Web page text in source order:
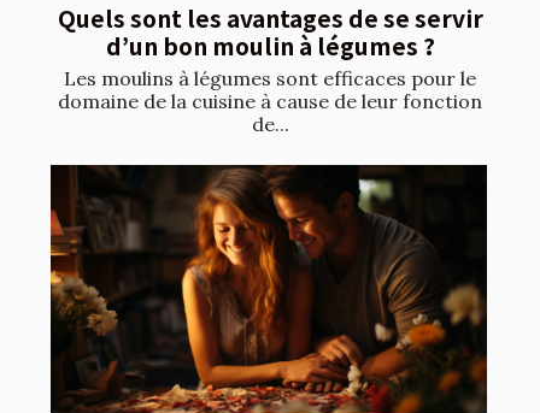
Quels sont les avantages de se servir
d’un bon moulin à légumes ?
Les moulins à légumes sont efficaces pour le
domaine de la cuisine à cause de leur fonction
de...